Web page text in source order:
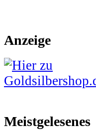
Anzeige
Meistgelesenes